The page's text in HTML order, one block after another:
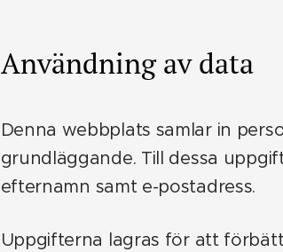
Användning av data
Denna webbplats samlar in
grundläggande. Till dessa
efternamn samt e-postadress.
Uppgifterna lagras för att